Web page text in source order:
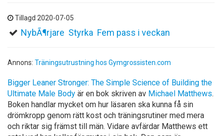
Tillagd 2020-07-05
NybÃ¶rjare Styrka Fem pass i veckan
Annons: Träningsutrustning hos Gymgrossisten.com
Bigger Leaner Stronger: The Simple Science of Building the
Ultimate Male Body är en bok skriven av Michael Matthews.
Boken handlar mycket om hur läsaren ska kunna få sin
drömkropp genom rätt kost och träningsrutiner med mera
och riktar sig främst till män. Vidare avfärdar Matthews ett